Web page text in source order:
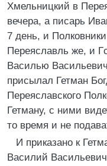
Хмельницкий в
вечера, а писарь
7 день, и
Переяславль же, и
Василью
присылал Гетман
Переяславского
Гетману, с ними
то время и не
И приказано к
Василий